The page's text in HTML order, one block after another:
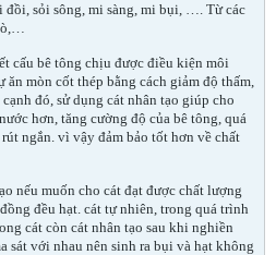
đồi, sỏi sông, mi sàng, mi bụi, …. Từ các
cấu bê tông chịu được điều kiện môi
ăn mòn cốt thép bằng cách giảm độ thấm,
đó, sử dụng cát nhân tạo giúp cho
hơn, tăng cường độ của bê tông, quá
ngắn. vì vậy đảm bảo tốt hơn về chất
nếu muốn cho cát đạt được chất lượng
đều hạt. cát tự nhiên, trong quá trình
cát còn cát nhân tạo sau khi nghiền
sát với nhau nên sinh ra bụi và hạt không